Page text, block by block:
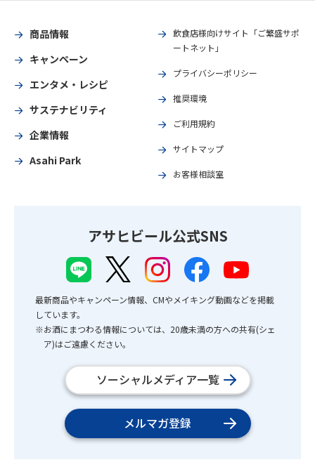
商品情報
キャンペーン
エンタメ・レシピ
サステナビリティ
企業情報
Asahi Park
飲食店様向けサイト「ご繁盛サポ
ートネット」
プライバシーポリシー
推奨環境
ご利用規約
サイトマップ
お客様相談室
アサヒビール公式SNS
最新商品やキャンペーン情報、CMやメイキング動画などを掲載
しています。
※お酒にまつわる情報については、20歳未満の方への共有(シェ
ア)はご遠慮ください。
ソーシャルメディア一覧
メルマガ登録